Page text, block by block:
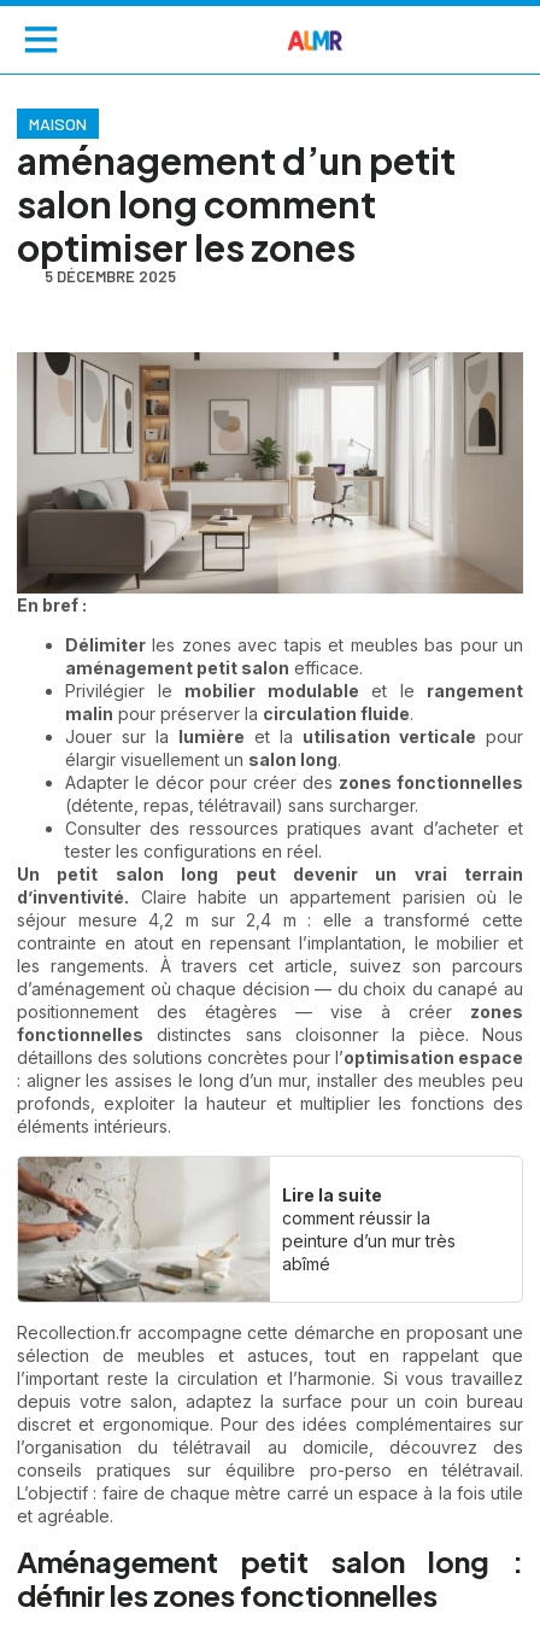
MAISON
aménagement d’un petit
salon long comment
optimiser les zones
5 DÉCEMBRE 2025
En bref :
Délimiter les zones avec tapis et meubles bas pour un
aménagement petit salon efficace.
Privilégier le mobilier modulable et le rangement
malin pour préserver la circulation fluide.
Jouer sur la lumière et la utilisation verticale pour
élargir visuellement un salon long.
Adapter le décor pour créer des zones fonctionnelles
(détente, repas, télétravail) sans surcharger.
Consulter des ressources pratiques avant d’acheter et
tester les configurations en réel.
Un petit salon long peut devenir un vrai terrain
d’inventivité. Claire habite un appartement parisien où le
séjour mesure 4,2 m sur 2,4 m : elle a transformé cette
contrainte en atout en repensant l’implantation, le mobilier et
les rangements. À travers cet article, suivez son parcours
d’aménagement où chaque décision — du choix du canapé au
positionnement des étagères — vise à créer zones
fonctionnelles distinctes sans cloisonner la pièce. Nous
détaillons des solutions concrètes pour l’optimisation espace
: aligner les assises le long d’un mur, installer des meubles peu
profonds, exploiter la hauteur et multiplier les fonctions des
éléments intérieurs.
Lire la suite
comment réussir la
peinture d’un mur très
abîmé
Recollection.fr accompagne cette démarche en proposant une
sélection de meubles et astuces, tout en rappelant que
l’important reste la circulation et l’harmonie. Si vous travaillez
depuis votre salon, adaptez la surface pour un coin bureau
discret et ergonomique. Pour des idées complémentaires sur
l’organisation du télétravail au domicile, découvrez des
conseils pratiques sur équilibre pro-perso en télétravail.
L’objectif : faire de chaque mètre carré un espace à la fois utile
et agréable.
Aménagement petit salon long :
définir les zones fonctionnelles